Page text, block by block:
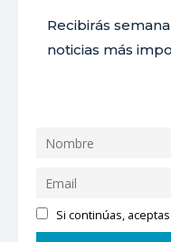
Recibirás
noticias más
Si continúas,